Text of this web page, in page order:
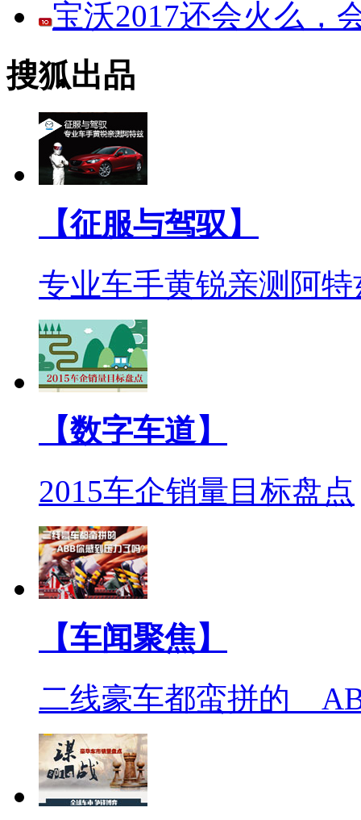
宝沃2017还会火么，
搜狐出品
【征服与驾驭】
专业车手黄锐亲测阿特
【数字车道】
2015车企销量目标盘点
【车闻聚焦】
二线豪车都蛮拼的